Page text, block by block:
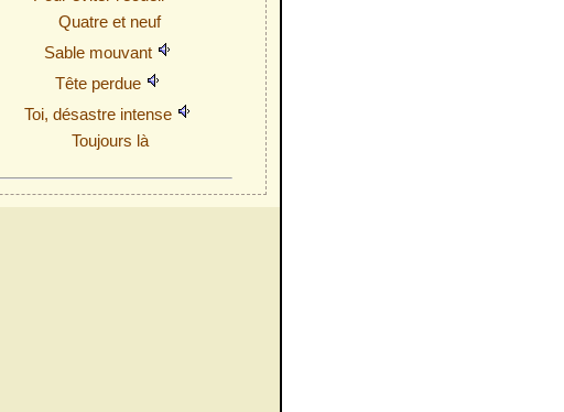
Quatre et neuf
Sable mouvant
Tête perdue
Toi, désastre intense
Toujours là